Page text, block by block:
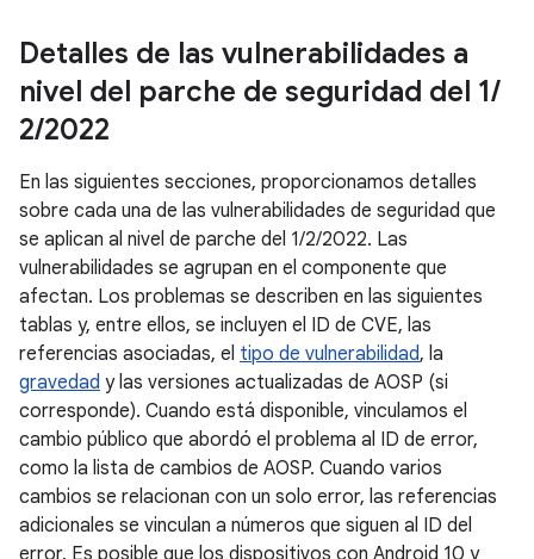
Detalles de las vulnerabilidades a
nivel del parche de seguridad del 1/
2/2022
En las siguientes secciones, proporcionamos detalles
sobre cada una de las vulnerabilidades de seguridad que
se aplican al nivel de parche del 1/2/2022. Las
vulnerabilidades se agrupan en el componente que
afectan. Los problemas se describen en las siguientes
tablas y, entre ellos, se incluyen el ID de CVE, las
referencias asociadas, el tipo de vulnerabilidad, la
gravedad y las versiones actualizadas de AOSP (si
corresponde). Cuando está disponible, vinculamos el
cambio público que abordó el problema al ID de error,
como la lista de cambios de AOSP. Cuando varios
cambios se relacionan con un solo error, las referencias
adicionales se vinculan a números que siguen al ID del
error. Es posible que los dispositivos con Android 10 y